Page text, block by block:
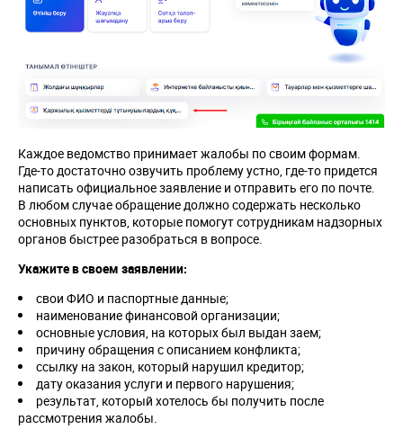
Каждое ведомство принимает жалобы по своим формам.
Где-то достаточно озвучить проблему устно, где-то придется
написать официальное заявление и отправить его по почте.
В любом случае обращение должно содержать несколько
основных пунктов, которые помогут сотрудникам надзорных
органов быстрее разобраться в вопросе.
Укажите в своем заявлении:
свои ФИО и паспортные данные;
наименование финансовой организации;
основные условия, на которых был выдан заем;
причину обращения с описанием конфликта;
ссылку на закон, который нарушил кредитор;
дату оказания услуги и первого нарушения;
результат, который хотелось бы получить после
рассмотрения жалобы.